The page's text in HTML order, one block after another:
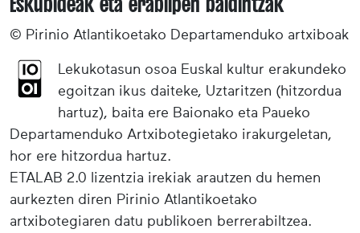
© Pirinio Atlantikoetako Departamenduko artxiboak
Lekukotasun osoa Euskal kultur erakundeko
egoitzan ikus daiteke, Uztaritzen (hitzordua
hartuz), baita ere Baionako eta Paueko
Departamenduko Artxibotegietako irakurgeletan,
hor ere hitzordua hartuz.
ETALAB 2.0 lizentzia irekiak arautzen du hemen
aurkezten diren Pirinio Atlantikoetako
artxibotegiaren datu publikoen berrerabiltzea.